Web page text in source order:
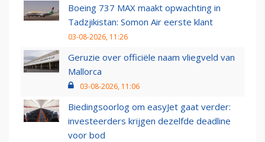
Boeing 737 MAX maakt opwachting in
Tadzjikistan: Somon Air eerste klant
03-08-2026, 11:26
Geruzie over officiële naam vliegveld van
Mallorca
03-08-2026, 11:06
Biedingsoorlog om easyJet gaat verder:
investeerders krijgen dezelfde deadline
voor bod